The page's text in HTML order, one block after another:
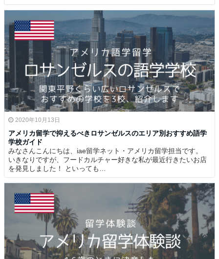
2020年10月13日
アメリカ留学で抑えるべきロサンゼルスのエリア別おすすめ語学
学校ガイド
みなさんこんにちは、iae留学ネット・アメリカ留学担当です。
いきなりですが、フードカルチャー好きな私が最近行きたいお店
を発見しました！ といっても…